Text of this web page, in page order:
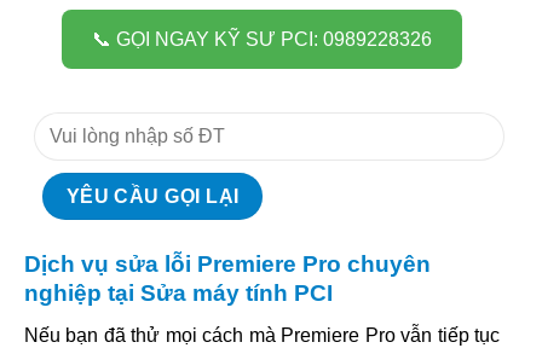
📞 GỌI NGAY KỸ SƯ PCI: 0989228326
Dịch vụ sửa lỗi Premiere Pro chuyên
nghiệp tại Sửa máy tính PCI
Nếu bạn đã thử mọi cách mà Premiere Pro vẫn tiếp tục